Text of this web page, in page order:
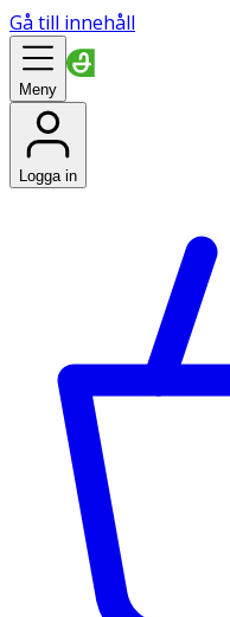
Gå till innehåll
Meny
Logga in